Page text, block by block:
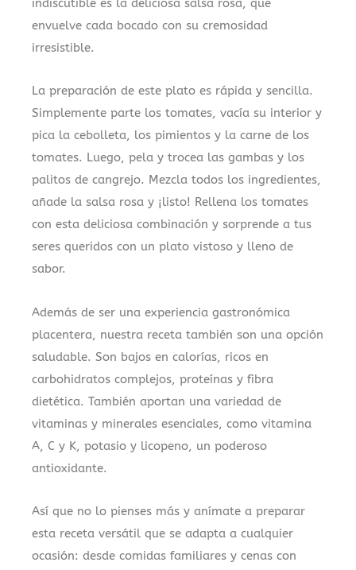
indiscutible es la deliciosa salsa rosa, que
envuelve cada bocado con su cremosidad
irresistible.
La preparación de este plato es rápida y sencilla.
Simplemente parte los tomates, vacía su interior y
pica la cebolleta, los pimientos y la carne de los
tomates. Luego, pela y trocea las gambas y los
palitos de cangrejo. Mezcla todos los ingredientes,
añade la salsa rosa y ¡listo! Rellena los tomates
con esta deliciosa combinación y sorprende a tus
seres queridos con un plato vistoso y lleno de
sabor.
Además de ser una experiencia gastronómica
placentera, nuestra receta también son una opción
saludable. Son bajos en calorías, ricos en
carbohidratos complejos, proteínas y fibra
dietética. También aportan una variedad de
vitaminas y minerales esenciales, como vitamina
A, C y K, potasio y licopeno, un poderoso
antioxidante.
Así que no lo pienses más y anímate a preparar
esta receta versátil que se adapta a cualquier
ocasión: desde comidas familiares y cenas con